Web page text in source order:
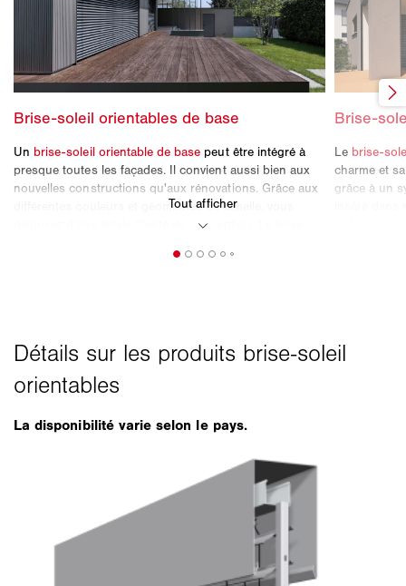
La disponibilité varie selon le pays.